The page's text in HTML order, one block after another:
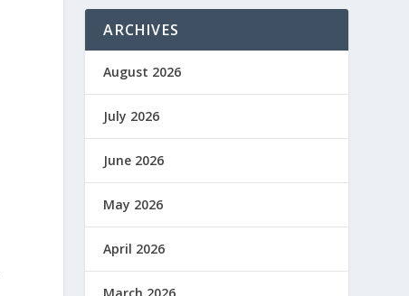
ARCHIVES
August 2026
July 2026
June 2026
May 2026
April 2026